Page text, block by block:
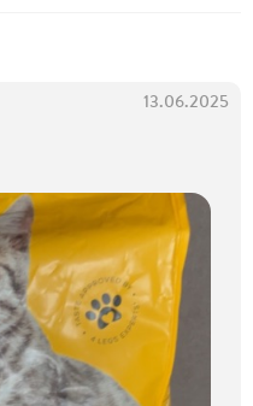
13.06.2025